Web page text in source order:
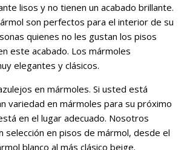
lisos y no tienen un acabado brillante.
son perfectos para el interior de su
quienes no les gustan los pisos
este acabado. Los mármoles
elegantes y clásicos.
en mármoles. Si usted está
variedad en mármoles para su próximo
en el lugar adecuado. Nosotros
selección en pisos de mármol, desde el
blanco al más clásico beige.